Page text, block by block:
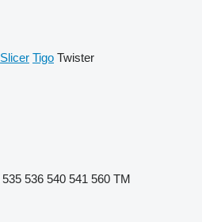
Slicer Tigo Twister
535 536 540 541 560 TM